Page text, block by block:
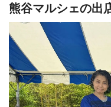
熊谷マルシェの出